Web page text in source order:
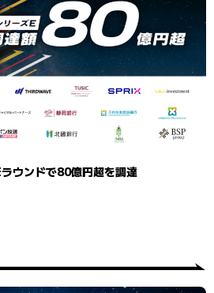
ウンドで80億円超を調達